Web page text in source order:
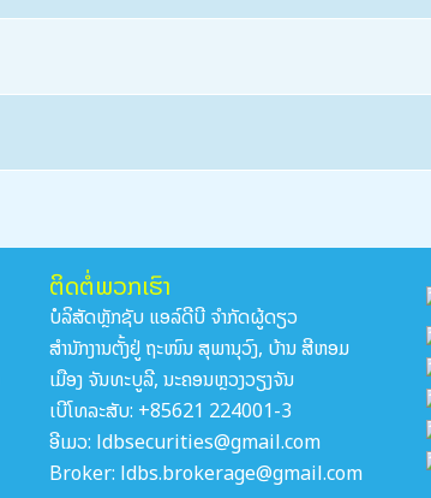
ຕິດຕໍ່ພວກເຮົາ
ບໍລິສັດຫຼັກຊັບ ແອລ໌ດີບີ ຈໍາກັດຜູ້ດຽວ
ສໍານັກງານຕັ້ງຢູ່ ຖະໜົນ ສຸພານຸວົງ, ບ້ານ ສີຫອມ
ເມືອງ ຈັນທະບູລີ, ນະຄອນຫຼວງວຽງຈັນ
ເບີໂທລະສັບ: +85621 224001-3
ອີເມວ: ldbsecurities@gmail.com
Broker: ldbs.brokerage@gmail.com